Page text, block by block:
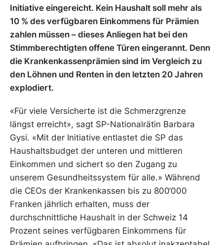
Initiative eingereicht. Kein Haushalt soll mehr als
10 % des verfügbaren Einkommens für Prämien
zahlen müssen – dieses Anliegen hat bei den
Stimmberechtigten offene Türen eingerannt. Denn
die Krankenkassenprämien sind im Vergleich zu
den Löhnen und Renten in den letzten 20 Jahren
explodiert.
«Für viele Versicherte ist die Schmerzgrenze
längst erreicht», sagt SP-Nationalrätin Barbara
Gysi. «Mit der Initiative entlastet die SP das
Haushaltsbudget der unteren und mittleren
Einkommen und sichert so den Zugang zu
unserem Gesundheitssystem für alle.» Während
die CEOs der Krankenkassen bis zu 800‘000
Franken jährlich erhalten, muss der
durchschnittliche Haushalt in der Schweiz 14
Prozent seines verfügbaren Einkommens für